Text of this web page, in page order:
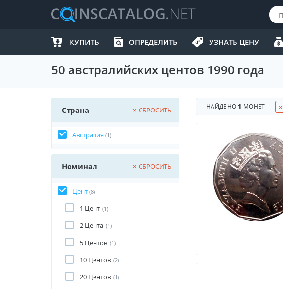
КУПИТЬ ОПРЕДЕЛИТЬ УЗНАТЬ ЦЕНУ
50 австралийских центов 1990 года
Страна СБРОСИТЬ
Австралия (1)
Номинал СБРОСИТЬ
Цент (8)
1 Цент (1)
2 Цента (1)
5 Центов (1)
10 Центов (2)
20 Центов (1)
НАЙДЕНО1 МОНЕТ